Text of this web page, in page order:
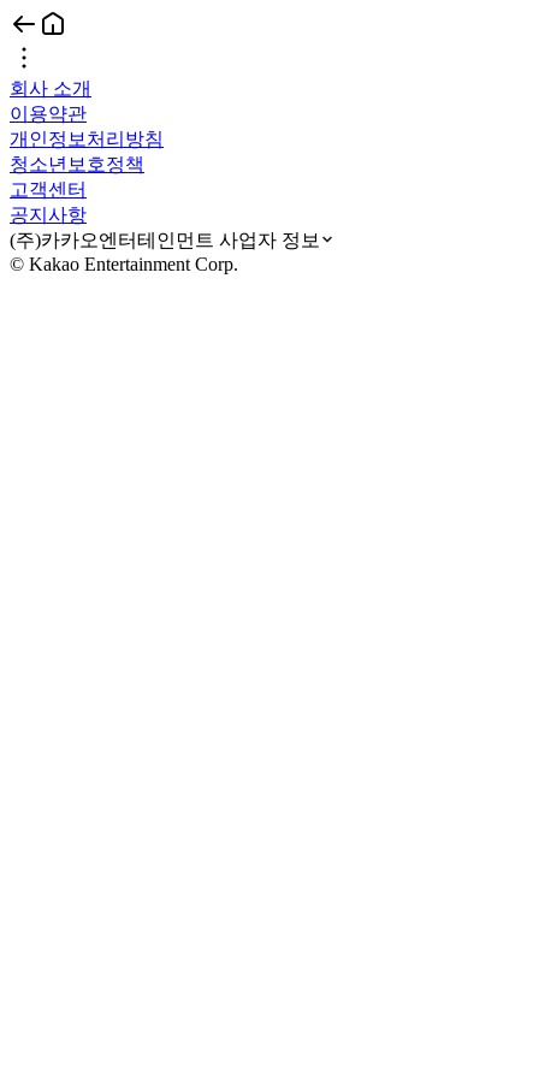
회사 소개
이용약관
개인정보처리방침
청소년보호정책
고객센터
공지사항
(주)카카오엔터테인먼트 사업자 정보
© Kakao Entertainment Corp.